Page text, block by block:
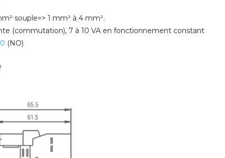
souple=> 1 mm² à 4 mm².
(commutation), 7 à 10 VA en fonctionnement constant
(NO)